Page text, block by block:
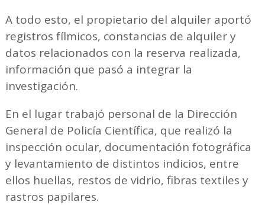
A todo esto, el propietario del alquiler aportó
registros fílmicos, constancias de alquiler y
datos relacionados con la reserva realizada,
información que pasó a integrar la
investigación.
En el lugar trabajó personal de la Dirección
General de Policía Científica, que realizó la
inspección ocular, documentación fotográfica
y levantamiento de distintos indicios, entre
ellos huellas, restos de vidrio, fibras textiles y
rastros papilares.